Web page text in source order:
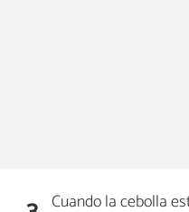
Cuando la cebolla